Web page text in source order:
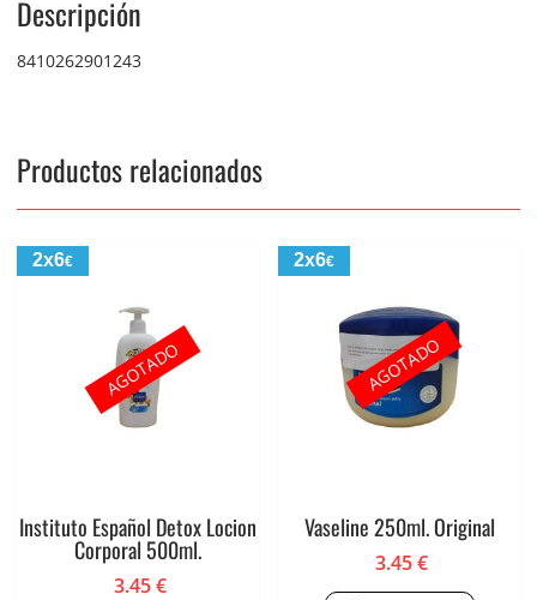
Descripción
8410262901243
Productos relacionados
2x6€
Instituto Español Detox Locion
Corporal 500ml.
3.45€
AGOTADO
2x6€
Vaseline 250ml. Original
3.45€
AGOTADO